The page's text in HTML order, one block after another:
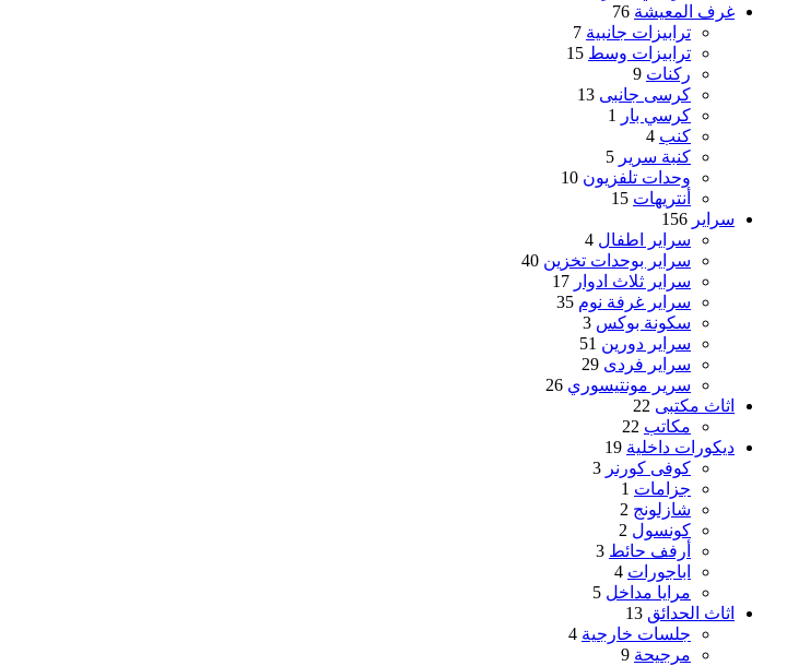
غرف المعيشة 76
ترابيزات جانبية 7
ترابيزات وسط 15
ركنات 9
كرسى جانبى 13
كرسي بار
1
كنب 4
كنبة سرير 5
وحدات تلفزيون 10
أنتريهات 15
سراير 156
سراير اطفال 4
سراير بوحدات تخزين 40
سراير ثلاث ادوار 17
سراير غرفة نوم 35
سكونة بوكس 3
سراير دورين 51
سراير فردى 29
سرير مونتيسوري 26
اثاث مكتبى 22
مكاتب 22
ديكورات داخلية 19
كوفى كورنر 3
جزامات 1
شازلونج 2
كونسول 2
أرفف حائط 3
اباجورات 4
مرايا مداخل 5
اثاث الحدائق 13
جلسات خارجية 4
مرجيحة 9